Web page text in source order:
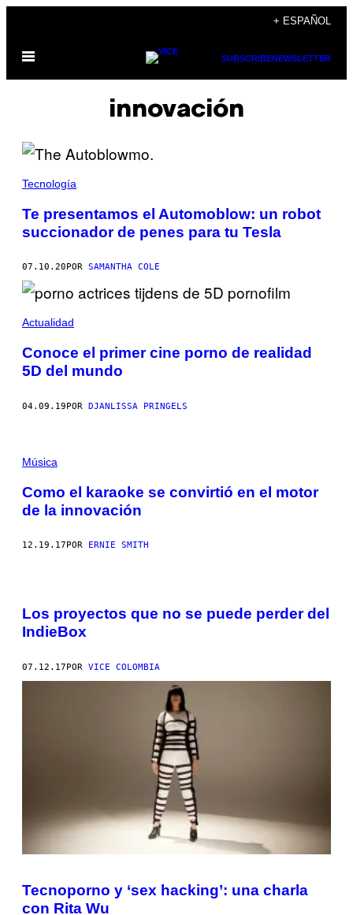
contenido
+ ESPAÑOL
Abrir
SUBSCRIBENEWSLETTER
innovación
Tecnología
Te presentamos el Automoblow: un robot
succionador de penes para tu Tesla
07.10.20 POR SAMANTHA COLE
Actualidad
Conoce el primer cine porno de realidad
5D del mundo
04.09.19POR DJANLISSA PRINGELS
Música
Como el karaoke se convirtió en el motor
de la innovación
12.19.17 POR ERNIE SMITH
Los proyectos que no se puede perder del
IndieBox
07.12.17POR VICE COLOMBIA
Tecnoporno y ‘sex hacking’: una charla
con Rita Wu